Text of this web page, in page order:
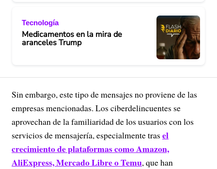
Tecnología
Medicamentos en la mira de
aranceles Trump
Sin embargo, este tipo de mensajes no proviene de las
empresas mencionadas. Los ciberdelincuentes se
aprovechan de la familiaridad de los usuarios con los
servicios de mensajería, especialmente tras el
crecimiento de plataformas como Amazon,
AliExpress, Mercado Libre o Temu, que han